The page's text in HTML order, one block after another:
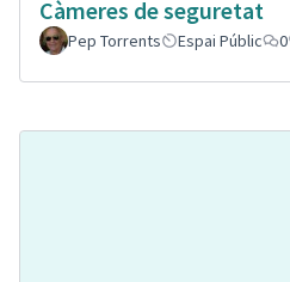
Càmeres de seguretat
Pep Torrents
Espai Públic 0